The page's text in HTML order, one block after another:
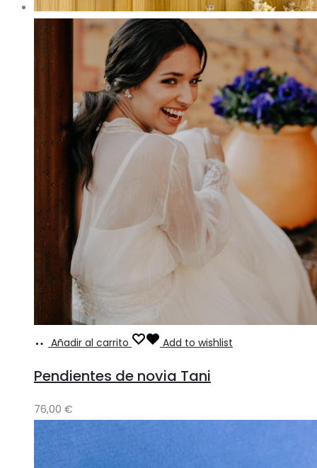
Añadir al carrito Add to wishlist
Pendientes de novia Tani
76,00 €